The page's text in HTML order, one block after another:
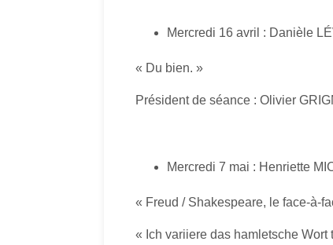
Mercredi 16 avril : Danièle
« Du bien. »
Président de séance : Olivier
Mercredi 7 mai : Henriette
« Freud / Shakespeare, le face-à-
« Ich variiere das hamletsche